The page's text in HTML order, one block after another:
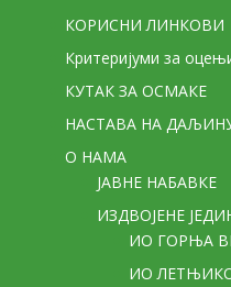
КОРИСНИ ЛИНКОВИ
Критеријуми за
КУТАК ЗА ОСМАКЕ
НАСТАВА НА
О НАМА
ЈАВНЕ НАБАВКЕ
ИЗДВОЈЕНЕ
ИО ГОРЊА
ИО